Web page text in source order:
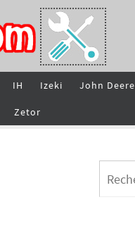
IH Izeki John Deere
Zetor